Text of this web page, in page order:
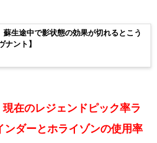
蘇生途中で影状態の効果が切れるとこう
ナント】
現在のレジェンドピック率ラ
ンダーとホライゾンの使用率